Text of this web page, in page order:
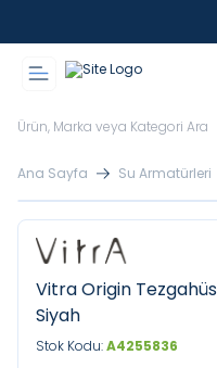
Ana Sayfa Su Armatürleri
Vitra Origin
Siyah
Stok Kodu:A4255836